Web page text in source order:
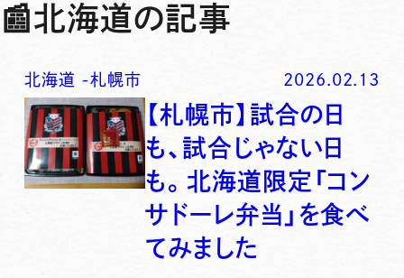
📰北海道の記事
北海道 -札幌市 2026.02.13
【札幌市】試合の日
も、試合じゃない日
も。北海道限定「コン
サドーレ弁当」を食べ
てみました